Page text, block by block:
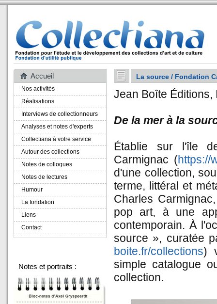
Accueil
Nos activités
Réalisations
Interviews de collectionneurs
Analyses et notes d'experts
Collectiana à votre service
Autour des collections
Notes de colloques
Notes de lectures
Humour
La fondation
Liens
Contact
Notes et portraits :
La source / Fondation
Jean Boîte Éditions,
De la mer à la
Établie sur l'île
Carmignac (https://
d'une collection,
terme, littéral et
Charles
pop art, à une
contemporain. À
source », curatée
boite.fr/collections)
simple catalogue
collection.